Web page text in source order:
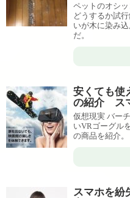
ペットのオシ
どうするか試
いが木に染み
だ。
安くても使
の紹介 ス
仮想現実 バー
いVRゴーグル
の商品を紹介。
スマホを